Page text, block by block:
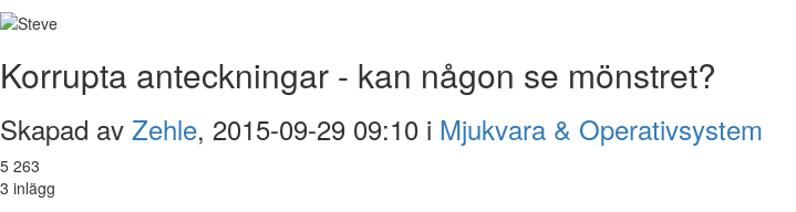
Korrupta anteckningar - kan någon se mönstret?
Skapad av Zehle, 2015-09-29 09:10 i Mjukvara & Operativsystem
5 263
3 inlägg